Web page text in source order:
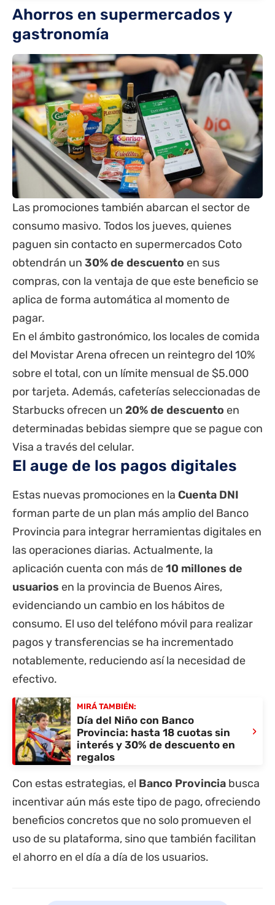
Ahorros en supermercados y
gastronomía
Las promociones también abarcan el sector de
consumo masivo. Todos los jueves, quienes
paguen sin contacto en supermercados Coto
obtendrán un 30% de descuento en sus
compras, con la ventaja de que este beneficio se
aplica de forma automática al momento de
pagar.
En el ámbito gastronómico, los locales de comida
del Movistar Arena ofrecen un reintegro del 10%
sobre el total, con un límite mensual de $5.000
por tarjeta. Además, cafeterías seleccionadas de
Starbucks ofrecen un 20% de descuento en
determinadas bebidas siempre que se pague con
Visa a través del celular.
El auge de los pagos digitales
Estas nuevas promociones en la Cuenta DNI
forman parte de un plan más amplio del Banco
Provincia para integrar herramientas digitales en
las operaciones diarias. Actualmente, la
aplicación cuenta con más de10 millones de
usuarios en la provincia de Buenos Aires,
evidenciando un cambio en los hábitos de
consumo. El uso del teléfono móvil para realizar
pagos y transferencias se ha incrementado
notablemente, reduciendo así la necesidad de
efectivo.
MIRÁ TAMBIÉN:
Día del Niño con Banco
Provincia: hasta 18 cuotas sin
interés y 30% de descuento en
regalos
›
Con estas estrategias, el Banco Provincia busca
incentivar aún más este tipo de pago, ofreciendo
beneficios concretos que no solo promueven el
uso de su plataforma, sino que también facilitan
el ahorro en el día a día de los usuarios.